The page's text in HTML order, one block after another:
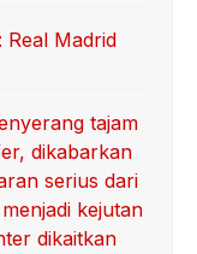
Madrid
tajam
dikabarkan
serius dari
kejutan
dikaitkan